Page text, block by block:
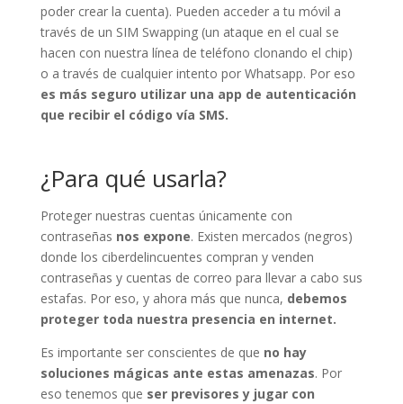
poder crear la cuenta). Pueden acceder a tu móvil a
través de un SIM Swapping (un ataque en el cual se
hacen con nuestra línea de teléfono clonando el chip)
o a través de cualquier intento por Whatsapp. Por eso
es más seguro utilizar una app de autenticación
que recibir el código vía SMS.
¿Para qué usarla?
Proteger nuestras cuentas únicamente con
contraseñas nos expone. Existen mercados (negros)
donde los ciberdelincuentes compran y venden
contraseñas y cuentas de correo para llevar a cabo sus
estafas. Por eso, y ahora más que nunca, debemos
proteger toda nuestra presencia en internet.
Es importante ser conscientes de que no hay
soluciones mágicas ante estas amenazas. Por
eso tenemos que ser previsores y jugar con